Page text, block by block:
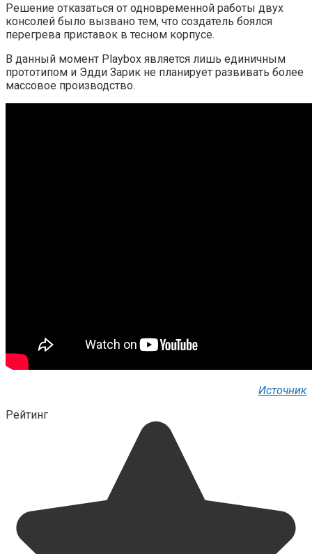
Решение отказаться от одновременной работы двух
консолей было вызвано тем, что создатель боялся
перегрева приставок в тесном корпусе.
В данный момент Playbox является лишь единичным
прототипом и Эдди Зарик не планирует развивать более
массовое производство.
Источник
Рейтинг